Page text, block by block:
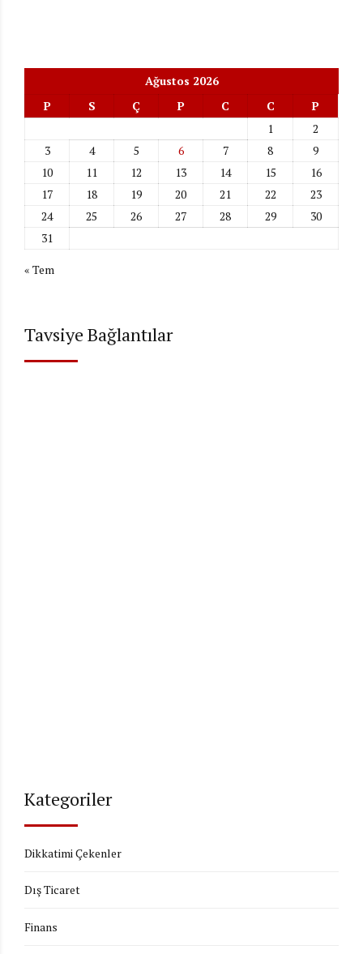
Ağustos 2026
P
S Ç P C C
P
1
2
3
4 5 6 7 8
9
10
11 12 13 14 15
16
17
18 19 20 21 22
23
24
25 26 27 28 29
30
31
« Tem
Tavsiye Bağlantılar
Kategoriler
Dikkatimi Çekenler
Dış Ticaret
Finans